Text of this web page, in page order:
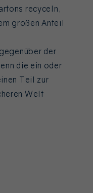
recyceln,
großen Anteil
der
die ein oder
Teil zur
Welt